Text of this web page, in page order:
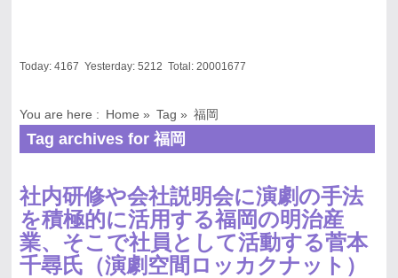
Today: 4167 Yesterday: 5212 Total: 20001677
You are here : Home » Tag » 福岡
Tag archives for 福岡
社内研修や会社説明会に演劇の手法
を積極的に活用する福岡の明治産
業、そこで社員として活動する菅本
千尋氏（演劇空間ロッカクナット）